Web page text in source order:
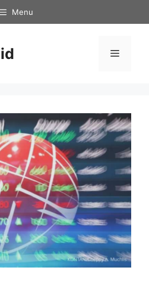
Menu
Menu